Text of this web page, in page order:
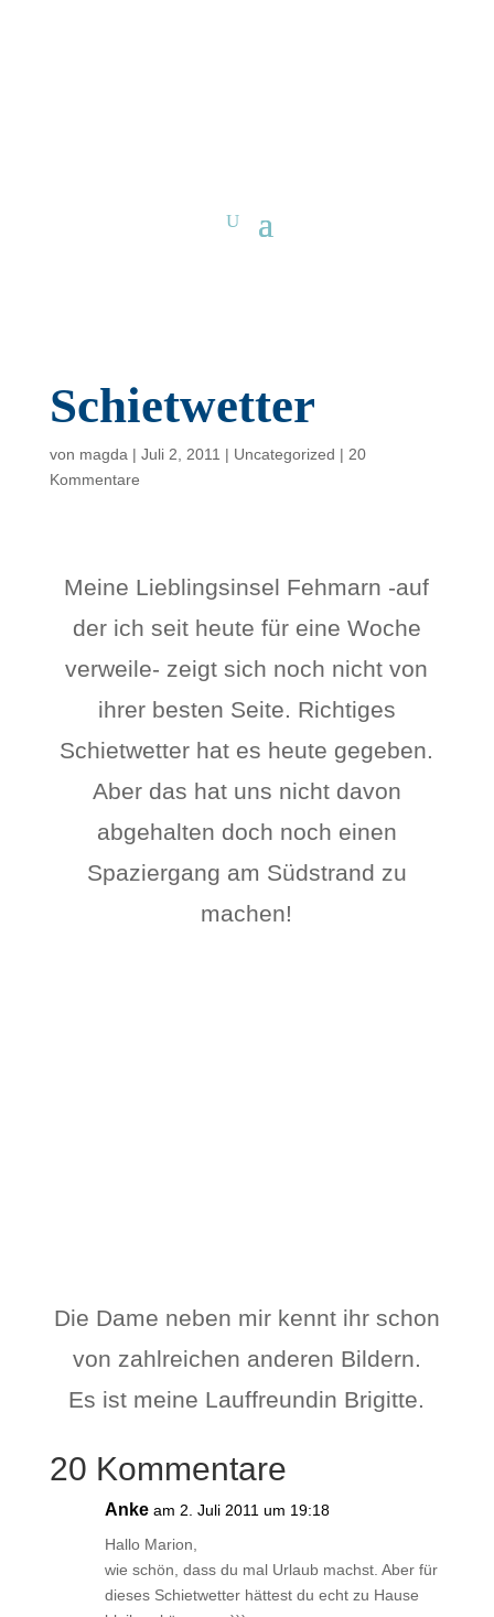
Schietwetter
von magda | Juli 2, 2011 | Uncategorized | 20
Kommentare
Meine Lieblingsinsel Fehmarn -auf
der ich seit heute für eine Woche
verweile- zeigt sich noch nicht von
ihrer besten Seite. Richtiges
Schietwetter hat es heute gegeben.
Aber das hat uns nicht davon
abgehalten doch noch einen
Spaziergang am Südstrand zu
machen!
Die Dame neben mir kennt ihr schon
von zahlreichen anderen Bildern.
Es ist meine Lauffreundin Brigitte.
20 Kommentare
Anke am 2. Juli 2011 um 19:18
Hallo Marion,
wie schön, dass du mal Urlaub machst. Aber für
dieses Schietwetter hättest du echt zu Hause